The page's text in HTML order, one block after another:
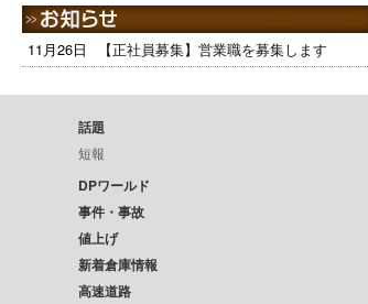
11月26日 【正社員募集】営業職を募集します
話題
短報
DPワールド
事件・事故
値上げ
新着倉庫情報
高速道路